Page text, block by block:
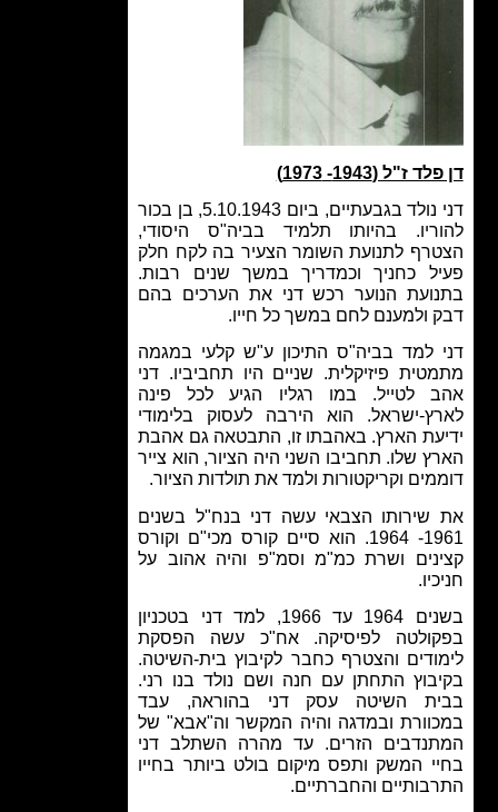
ז"ל (1943- 1973)
דני נולד בגבעתיים, ביום 5.10.1943, בן בכור
בהיותו תלמיד בביה"ס היסודי,
לתנועת השומר הצעיר בה לקח חלק
כחניך וכמדריך במשך שנים רבות.
הנוער רכש דני את הערכים בהם
ולמענם לחם במשך כל חייו.
למד בביה"ס התיכון ע"ש קלעי במגמה
פיזיקלית. שניים היו תחביביו. דני
לטייל. במו רגליו הגיע לכל פינה
ישראל. הוא הירבה לעסוק בלימודי
הארץ. באהבתו זו, התבטאה גם אהבת
שלו. תחביבו השני היה הציור, הוא צייר
וקריקטורות ולמד את תולדות הציור.
הצבאי עשה דני בנח"ל בשנים
1961- 1964. הוא סיים קורס מכי"ם וקורס
ושרת כמ"מ וסמ"פ והיה אהוב על
בשנים 1964 עד 1966, למד דני בטכניון
לפיסיקה. אח"כ עשה הפסקת
והצטרף כחבר לקיבוץ בית-השיטה.
התחתן עם חנה ושם נולד בנו רני.
השיטה עסק דני בהוראה, עבד
ובמדגה והיה המקשר וה"אבא" של
הזרים. עד מהרה השתלב דני
המשק ותפס מיקום בולט ביותר בחייו
והחברתיים.